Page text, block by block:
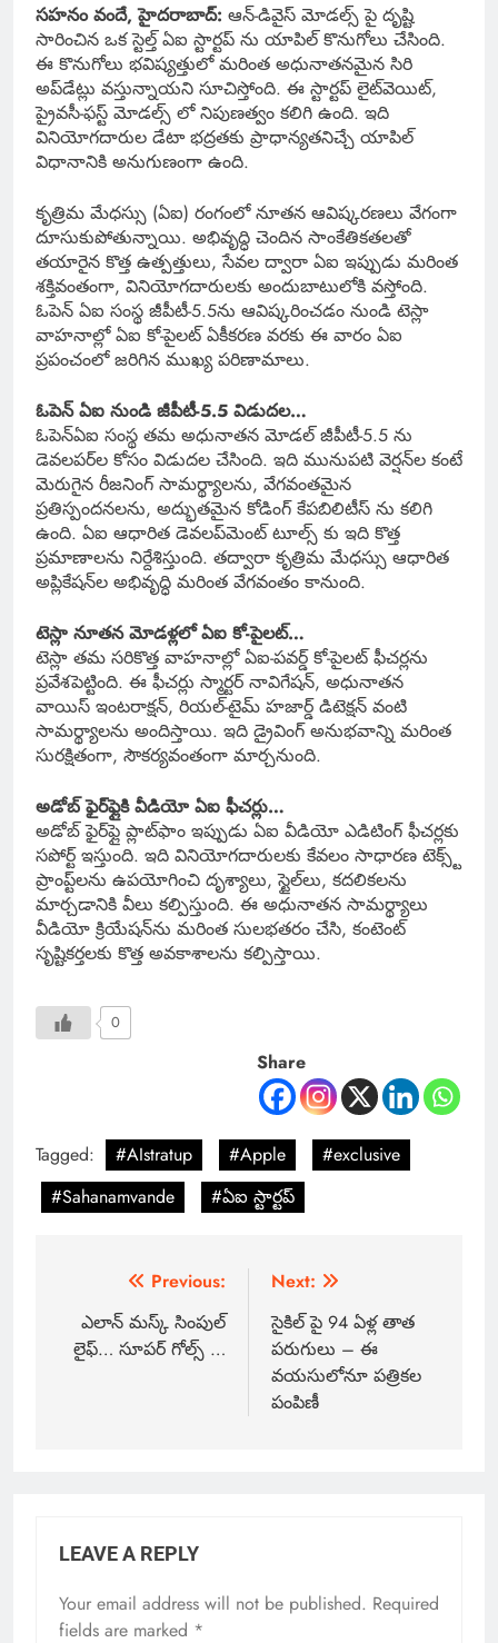
సహనం వందే, హైదరాబాద్: ఆన్-డివైస్ మోడల్స్‌ పై దృష్టి
సారించిన ఒక స్టెల్త్ ఏఐ స్టార్టప్ ను యాపిల్ కొనుగోలు చేసింది.
ఈ కొనుగోలు భవిష్యత్తులో మరింత అధునాతనమైన సిరి
అప్‌డేట్లు వస్తున్నాయని సూచిస్తోంది. ఈ స్టార్టప్ లైట్‌వెయిట్,
ప్రైవసీ-ఫస్ట్ మోడల్స్‌ లో నిపుణత్వం కలిగి ఉంది. ఇది
వినియోగదారుల డేటా భద్రతకు ప్రాధాన్యతనిచ్చే యాపిల్
విధానానికి అనుగుణంగా ఉంది.
కృత్రిమ మేధస్సు (ఏఐ) రంగంలో నూతన ఆవిష్కరణలు వేగంగా
దూసుకుపోతున్నాయి. అభివృద్ధి చెందిన సాంకేతికతలతో
తయారైన కొత్త ఉత్పత్తులు, సేవల ద్వారా ఏఐ ఇప్పుడు మరింత
శక్తివంతంగా, వినియోగదారులకు అందుబాటులోకి వస్తోంది.
ఓపెన్ ఏఐ సంస్థ జీపీటీ-5.5ను ఆవిష్కరించడం నుండి టెస్లా
వాహనాల్లో ఏఐ కో-పైలట్ ఏకీకరణ వరకు ఈ వారం ఏఐ
ప్రపంచంలో జరిగిన ముఖ్య పరిణామాలు‌.
ఓపెన్ ఏఐ నుండి జీపీటీ-5.5 విడుదల…
ఓపెన్ఏఐ సంస్థ తమ అధునాతన మోడల్ జీపీటీ-5.5 ను
డెవలపర్‌ల కోసం విడుదల చేసింది. ఇది మునుపటి వెర్షన్‌ల కంటే
మెరుగైన రీజనింగ్ సామర్థ్యాలను, వేగవంతమైన
ప్రతిస్పందనలను, అద్భుతమైన కోడింగ్ కేపబిలిటీస్ ను కలిగి
ఉంది. ఏఐ ఆధారిత డెవలప్‌మెంట్ టూల్స్ కు ఇది కొత్త
ప్రమాణాలను నిర్దేశిస్తుంది. తద్వారా కృత్రిమ మేధస్సు ఆధారిత
అప్లికేషన్‌ల అభివృద్ధి మరింత వేగవంతం కానుంది.
టెస్లా నూతన మోడళ్లలో ఏఐ కో-పైలట్…
టెస్లా తమ సరికొత్త వాహనాల్లో ఏఐ-పవర్డ్ కో-పైలట్ ఫీచర్లను
ప్రవేశపెట్టింది. ఈ ఫీచర్లు స్మార్టర్ నావిగేషన్, అధునాతన
వాయిస్ ఇంటరాక్షన్, రియల్-టైమ్ హజార్డ్ డిటెక్షన్ వంటి
సామర్థ్యాలను అందిస్తాయి. ఇది డ్రైవింగ్ అనుభవాన్ని మరింత
సురక్షితంగా, సౌకర్యవంతంగా మార్చనుంది.
అడోబ్ ఫైర్‌ఫ్లైకి వీడియో ఏఐ ఫీచర్లు…
అడోబ్ ఫైర్‌ఫ్లై ప్లాట్‌ఫాం ఇప్పుడు ఏఐ వీడియో ఎడిటింగ్ ఫీచర్లకు
సపోర్ట్ ఇస్తుంది. ఇది వినియోగదారులకు కేవలం సాధారణ టెక్స్ట్
ప్రాంప్ట్‌లను ఉపయోగించి దృశ్యాలు, స్టైల్‌లు, కదలికలను
మార్చడానికి వీలు కల్పిస్తుంది. ఈ అధునాతన సామర్థ్యాలు
వీడియో క్రియేషన్‌ను మరింత సులభతరం చేసి, కంటెంట్
సృష్టికర్తలకు కొత్త అవకాశాలను కల్పిస్తాయి.
0
Share
Tagged: #AIstratup #Apple
#exclusive
#Sahanamvande
#ఏఐ స్టార్టప్
Previous:
ఎలాన్ మస్క్ సింపుల్
లైఫ్… సూపర్ గోల్స్ …
Next:
సైకిల్ పై 94 ఏళ్ల తాత
పరుగులు – ఈ
వయసులోనూ పత్రికల
పంపిణీ
LEAVE A REPLY
Your email address will not be published. Required
fields are marked *